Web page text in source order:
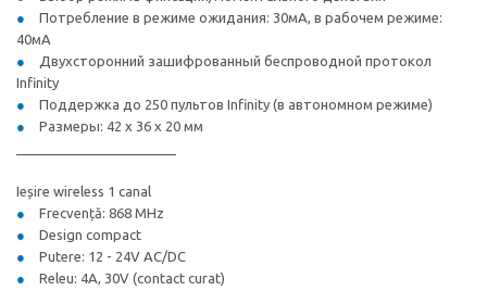
Потребление в режиме ожидания: 30мА, в рабочем режиме:
40мА
Двухсторонний зашифрованный беспроводной протокол
Infinity
Поддержка до 250 пультов Infinity (в автономном режиме)
Размеры: 42 x 36 x 20 мм
Ieșire wireless 1 canal
Frecvență: 868 MHz
Design compact
Putere: 12 - 24V AC/DC
Releu: 4A, 30V (contact curat)